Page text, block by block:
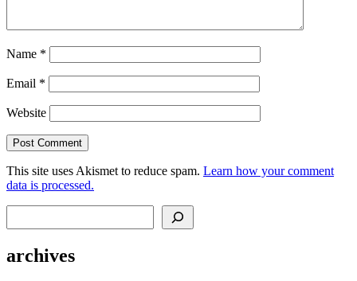
Name *
Email *
Website
This site uses Akismet to reduce spam. Learn how your comment
data is processed.
archives